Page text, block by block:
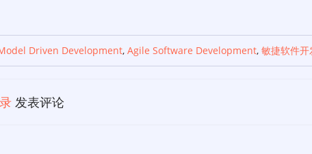
Driven Development, Agile Software Development, 敏捷软件开
发表评论